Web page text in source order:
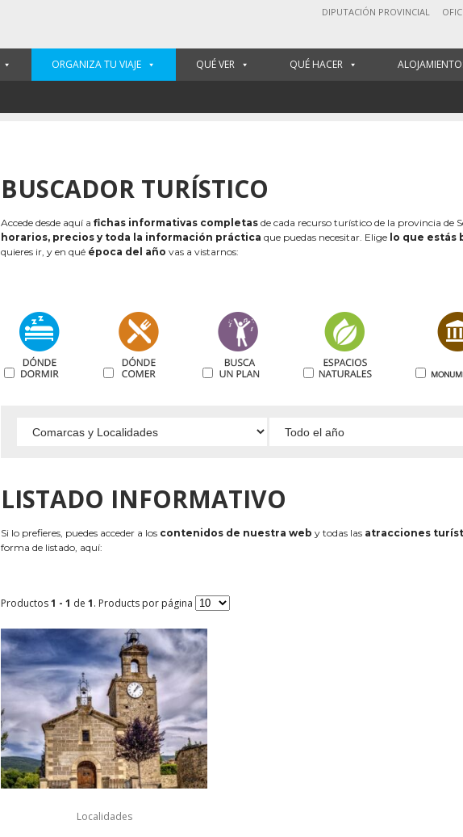
DIPUTACIÓN PROVINCIAL
ORGANIZA TU VIAJE QUÉ VER QUÉ HACER
BUSCADOR TURÍSTICO
Accede desde aquí a fichas informativas completas de cada recurso turístico de la provincia de
horarios, precios y toda la información práctica que puedas necesitar. Elige lo que estás
quieres ir, y en qué época del año vas a vistarnos:
LISTADO INFORMATIVO
Si lo prefieres, puedes acceder a los contenidos de nuestra web y todas las atracciones
forma de listado, aquí:
Productos1 - 1 de 1. Products por página
Localidades